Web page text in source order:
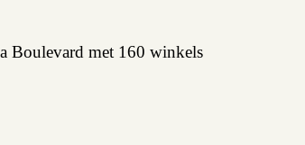
Boulevard met 160 winkels